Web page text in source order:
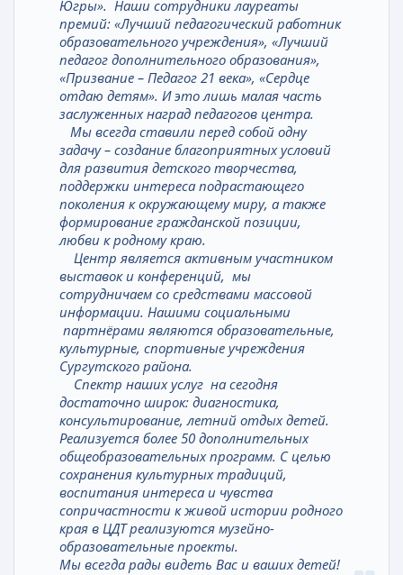
Югры». Наши сотрудники лауреаты
премий: «Лучший педагогический работник
образовательного учреждения», «Лучший
педагог дополнительного образования»,
«Призвание – Педагог 21 века», «Сердце
отдаю детям». И это лишь малая часть
заслуженных наград педагогов центра.
Мы всегда ставили перед собой одну
задачу – создание благоприятных условий
для развития детского творчества,
поддержки интереса подрастающего
поколения к окружающему миру, а также
формирование гражданской позиции,
любви к родному краю.
Центр является активным участником
выставок и конференций, мы
сотрудничаем со средствами массовой
информации. Нашими социальными
партнёрами являются образовательные,
культурные, спортивные учреждения
Сургутского района.
Спектр наших услуг на сегодня
достаточно широк: диагностика,
консультирование, летний отдых детей.
Реализуется более 50 дополнительных
общеобразовательных программ. С целью
сохранения культурных традиций,
воспитания интереса и чувства
сопричастности к живой истории родного
края в ЦДТ реализуются музейно-
образовательные проекты.
Мы всегда рады видеть Вас и ваших детей!